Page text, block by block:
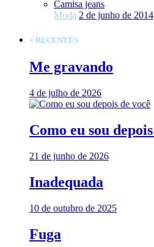
Camisa jeans
Moda 2 de junho de 2014
+ RECENTES
Me gravando
4 de julho de 2026
Como eu sou
21 de junho de 2026
Inadequada
10 de outubro de 2025
Fuga